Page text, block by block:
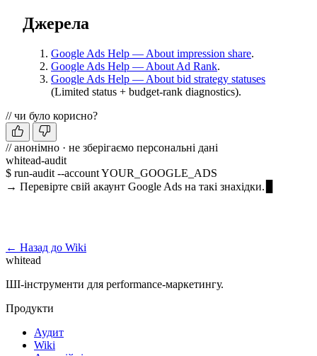
Джерела
Google Ads Help — About impression share.
Google Ads Help — About Ad Rank.
Google Ads Help — About bid strategy statuses
(Limited status + budget-rank diagnostics).
// чи було корисно?
// анонімно · не зберігаємо персональні дані
whitead-audit
$ run-audit --account YOUR_GOOGLE_ADS
→ Перевірте свій акаунт Google Ads на такі знахідки.
← Назад до Wiki
whitead
ШІ-інструменти для performance-маркетингу.
Продукти
Аудит
Wiki